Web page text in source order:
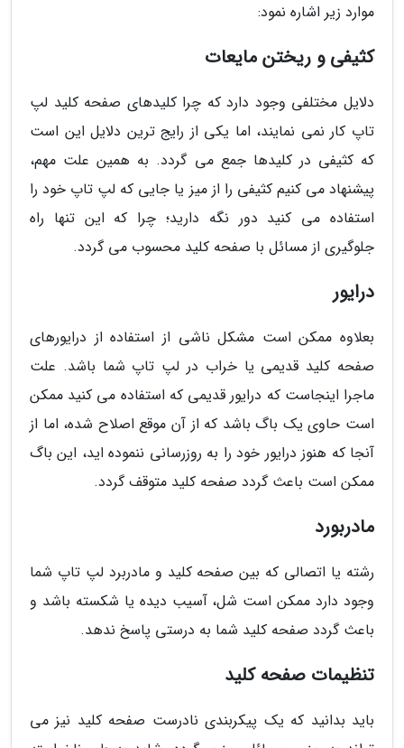
موارد زیر اشاره نمود:
کثیفی و ریختن مایعات
دلایل مختلفی وجود دارد که چرا کلیدهای صفحه کلید لپ
تاپ کار نمی نمایند، اما یکی از رایج ترین دلایل این است
که کثیفی در کلیدها جمع می گردد. به همین علت مهم،
پیشنهاد می کنیم کثیفی را از میز یا جایی که لپ تاپ خود را
استفاده می کنید دور نگه دارید؛ چرا که این تنها راه
جلوگیری از مسائل با صفحه کلید محسوب می گردد.
درایور
بعلاوه ممکن است مشکل ناشی از استفاده از درایورهای
صفحه کلید قدیمی یا خراب در لپ تاپ شما باشد. علت
ماجرا اینجاست که درایور قدیمی که استفاده می کنید ممکن
است حاوی یک باگ باشد که از آن موقع اصلاح شده، اما از
آنجا که هنوز درایور خود را به روزرسانی ننموده اید، این باگ
ممکن است باعث گردد صفحه کلید متوقف گردد.
مادربورد
رشته یا اتصالی که بین صفحه کلید و مادربرد لپ تاپ شما
وجود دارد ممکن است شل، آسیب دیده یا شکسته باشد و
باعث گردد صفحه کلید شما به درستی پاسخ ندهد.
تنظیمات صفحه کلید
باید بدانید که یک پیکربندی نادرست صفحه کلید نیز می